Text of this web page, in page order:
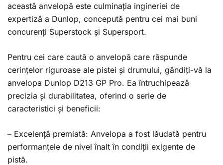
această anvelopă este culminația ingineriei de
expertiză a Dunlop, concepută pentru cei mai buni
concurenți Superstock și Supersport.
Pentru cei care caută o anvelopă care răspunde
cerințelor riguroase ale pistei și drumului, gândiți-vă la
anvelopa Dunlop D213 GP Pro. Ea întruchipează
precizia și durabilitatea, oferind o serie de
caracteristici și beneficii:
– Excelență premiată: Anvelopa a fost lăudată pentru
performanțele de nivel înalt în condiții exigente de
pistă.